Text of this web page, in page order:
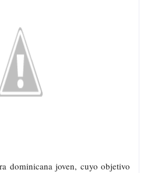
dominicana joven, cuyo objetivo